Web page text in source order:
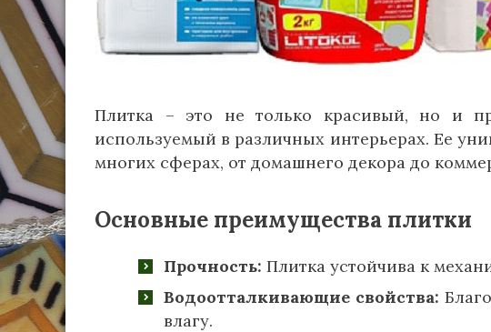
Плитка – это не только красивый, но и
используемый в различных интерьерах. Ее
многих сферах, от домашнего декора до
Основные преимущества плитки
Прочность: Плитка устойчива к
Водоотталкивающие свойства:
влагу.